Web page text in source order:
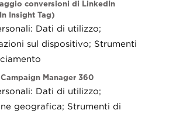
conversioni di LinkedIn
Insight Tag)
Dati di utilizzo;
sul dispositivo; Strumenti
Manager 360
Dati di utilizzo;
geografica; Strumenti di